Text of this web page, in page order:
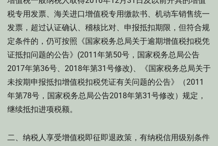
税专用发票、海关进口增值税专用缴款书、机动车销售统一
发票，超过认证确认、稽核比对、申报抵扣期限，但符合规
定条件的，仍可按照《国家税务总局关于逾期增值税扣税凭
证抵扣问题的公告》(2011年第50号，国家税务总局公告
2017年第36号、2018年第31号修改)、《国家税务总局关于
未按期申报抵扣增值税扣税凭证有关问题的公告》（2011
年第78号，国家税务总局公告2018年第31号修改）规定，
继续抵扣进项税额。
二、纳税人享受增值税即征即退政策，有纳税信用级别条件